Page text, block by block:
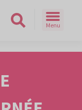
Menu